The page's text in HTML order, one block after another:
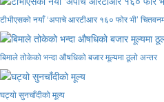
टीभीएसको नयाँ ‘अपाचे आरटीआर १६० फोर भी’
बिमाले तोकेको भन्दा औषधिको बजार मूल्यमा ठूलो अन्तर
घट्यो सुनचाँदीको मूल्य